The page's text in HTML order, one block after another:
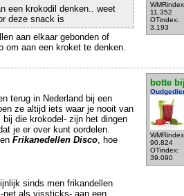
11.352
OTindex:
3.193
een krokodil denken.. weet
deze snack is
aan elkaar gebonden of
om aan een kroket te denken.
botte
90.824
OTindex:
39.090
terug in Nederland bij een
ze altijd iets waar je nooit van
die krokodel- zijn het dingen
je er over kunt oordelen.
Frikanedellen Disco , hoe
sinds men frikandellen
net als vissticks- aan een